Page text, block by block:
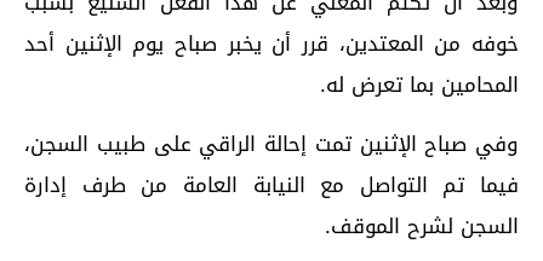
خوفه من المعتدين، قرر أن يخبر صباح يوم الإثنين أحد
المحامين بما تعرض له.
وفي صباح الإثنين تمت إحالة الراقي على طبيب السجن،
فيما تم التواصل مع النيابة العامة من طرف إدارة
السجن لشرح الموقف.